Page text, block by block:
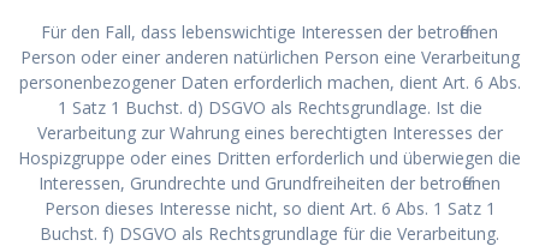
Für den Fall, dass lebenswichtige Interessen der betroffenen
Person oder einer anderen natürlichen Person eine Verarbeitung
personenbezogener Daten erforderlich machen, dient Art. 6 Abs.
1 Satz 1 Buchst. d) DSGVO als Rechtsgrundlage. Ist die
Verarbeitung zur Wahrung eines berechtigten Interesses der
Hospizgruppe oder eines Dritten erforderlich und überwiegen die
Interessen, Grundrechte und Grundfreiheiten der betroffenen
Person dieses Interesse nicht, so dient Art. 6 Abs. 1 Satz 1
Buchst. f) DSGVO als Rechtsgrundlage für die Verarbeitung.